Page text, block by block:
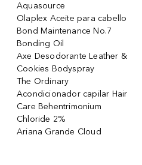
Aquasource
Olaplex Aceite para cabello
Bond Maintenance No.7
Bonding Oil
Axe Desodorante Leather &
Cookies Bodyspray
The Ordinary
Acondicionador capilar Hair
Care Behentrimonium
Chloride 2%
Ariana Grande Cloud